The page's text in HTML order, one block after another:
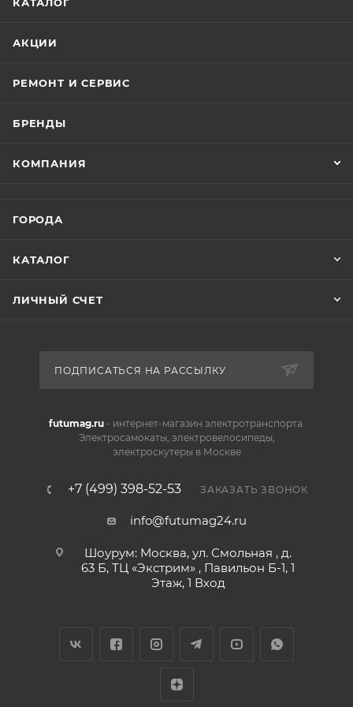
КАТАЛОГ
АКЦИИ
РЕМОНТ И СЕРВИС
БРЕНДЫ
КОМПАНИЯ
ГОРОДА
КАТАЛОГ
ЛИЧНЫЙ СЧЕТ
ПОДПИСАТЬСЯ НА РАССЫЛКУ
futumag.ru- интернет-магазин электротранспорта.
Электросамокаты, электровелосипеды,
электроскутеры в Москве
+7 (499) 398-52-53 ЗАКАЗАТЬ ЗВОНОК
info@futumag24.ru
Шоурум: Москва, ул. Смольная , д.
63 Б, ТЦ «Экстрим» , Павильон Б-1, 1
Этаж, 1 Вход